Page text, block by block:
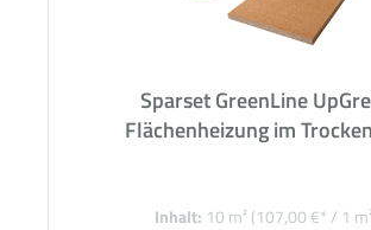
Sparset GreenLine
Flächenheizung im
Inhalt: 10 m² (107,00 €* / 1